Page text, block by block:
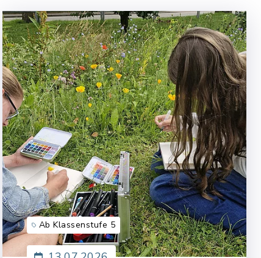
Ab Klassenstufe 5